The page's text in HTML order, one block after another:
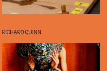
RICHARD QUINN